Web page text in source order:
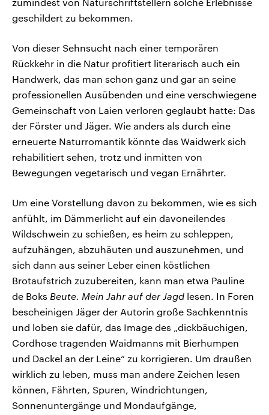
zumindest von Naturschriftstellern solche Erlebnisse
geschildert zu bekommen.
Von dieser Sehnsucht nach einer temporären
Rückkehr in die Natur profitiert literarisch auch ein
Handwerk, das man schon ganz und gar an seine
professionellen Ausübenden und eine verschwiegene
Gemeinschaft von Laien verloren geglaubt hatte: Das
der Förster und Jäger. Wie anders als durch eine
erneuerte Naturromantik könnte das Waidwerk sich
rehabilitiert sehen, trotz und inmitten von
Bewegungen vegetarisch und vegan Ernährter.
Um eine Vorstellung davon zu bekommen, wie es sich
anfühlt, im Dämmerlicht auf ein davoneilendes
Wildschwein zu schießen, es heim zu schleppen,
aufzuhängen, abzuhäuten und auszunehmen, und
sich dann aus seiner Leber einen köstlichen
Brotaufstrich zuzubereiten, kann man etwa Pauline
de Boks Beute. Mein Jahr auf der Jagd lesen. In Foren
bescheinigen Jäger der Autorin große Sachkenntnis
und loben sie dafür, das Image des „dickbäuchigen,
Cordhose tragenden Waidmanns mit Bierhumpen
und Dackel an der Leine“ zu korrigieren. Um draußen
wirklich zu leben, muss man andere Zeichen lesen
können, Fährten, Spuren, Windrichtungen,
Sonnenuntergänge und Mondaufgänge,